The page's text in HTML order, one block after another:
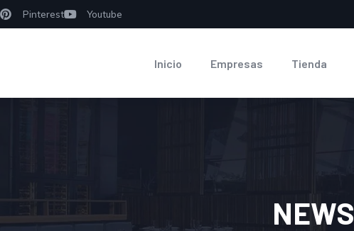
Pinterest Youtube
Inicio Empresas Tienda
NEWS